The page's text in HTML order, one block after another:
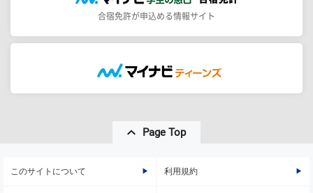
合宿免許が申込める情報サイト
Page Top
このサイトについて 利用規約